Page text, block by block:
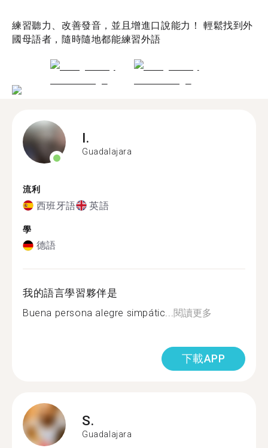
練習聽力、改善發音，並且增進口說能力！ 輕鬆找到外
國母語者，隨時隨地都能練習外語
I.
Guadalajara
流利
西班牙語 英語
學
德語
我的語言學習夥伴是
Buena persona alegre simpátic...閱讀更多
下載APP
S.
Guadalajara